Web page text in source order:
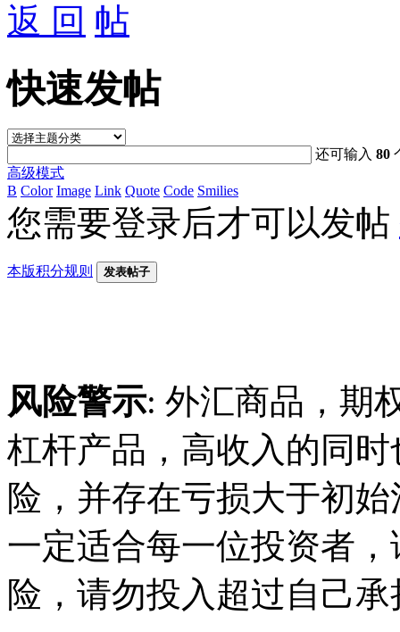
返 回
快速发帖
还可输入80
高级模式
B Color Image Link Quote Code Smilies
您需要登录后才可以发帖
本版积分规则 发表帖子
风险警示: 外汇商品，期
杠杆产品，高收入的同
险，并存在亏损大于初
一定适合每一位投资者
险，请勿投入超过自己